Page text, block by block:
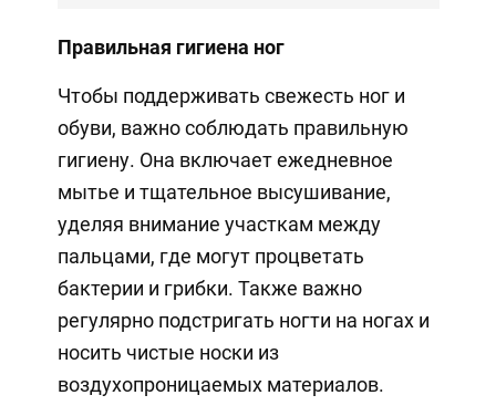
Правильная гигиена ног
Чтобы поддерживать свежесть ног и
обуви, важно соблюдать правильную
гигиену. Она включает ежедневное
мытье и тщательное высушивание,
уделяя внимание участкам между
пальцами, где могут процветать
бактерии и грибки. Также важно
регулярно подстригать ногти на ногах и
носить чистые носки из
воздухопроницаемых материалов.